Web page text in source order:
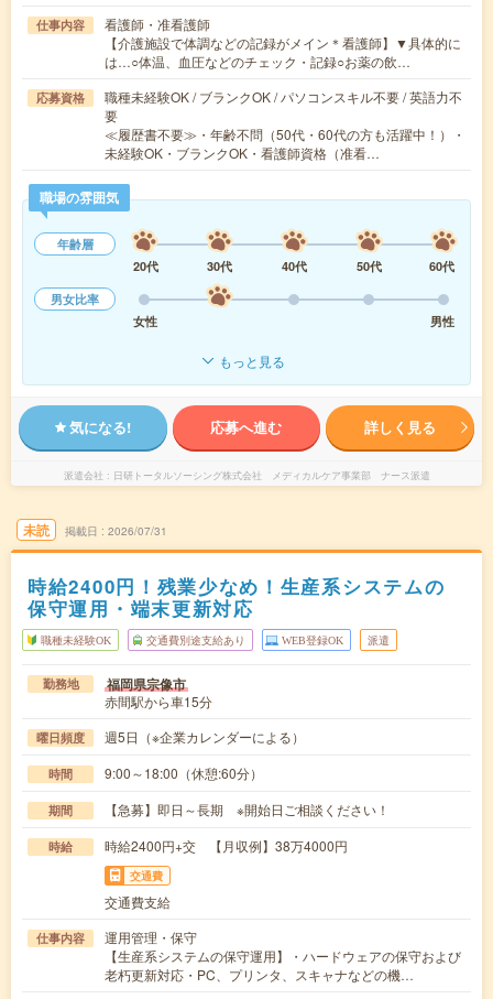
仕事内容
看護師・准看護師
【介護施設で体調などの記録がメイン＊看護師】▼具体的に
は…○体温、血圧などのチェック・記録○お薬の飲…
応募資格
職種未経験OK / ブランクOK / パソコンスキル不要 / 英語力不
要
≪履歴書不要≫・年齢不問（50代・60代の方も活躍中！）・
未経験OK・ブランクOK・看護師資格（准看…
職場の雰囲気
年齢層
20代
30代 40代 50代
60代
男女比率
女性
男性
もっと見る
気になる! 応募へ進む 詳しく見る
派遣会社 日研トータルソーシング株式会社 メディカルケア事業部 ナース派遣
未読 掲載日 2026/07/31
時給2400円！残業少なめ！生産系システムの
保守運用・端末更新対応
職種未経験OK 交通費別途支給あり WEB登録OK 派遣
勤務地 福岡県宗像市
赤間駅から車15分
曜日頻度 週5日（※企業カレンダーによる）
時間 9:00～18:00（休憩:60分）
期間 【急募】即日～長期 ※開始日ご相談ください！
時給 時給2400円+交 【月収例】38万4000円
交通費
交通費支給
仕事内容
運用管理・保守
【生産系システムの保守運用】・ハードウェアの保守および
老朽更新対応・PC、プリンタ、スキャナなどの機…